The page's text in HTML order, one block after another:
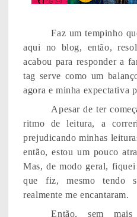
Faz um tempinho
aqui no blog, então,
acabou para responder a
tag serve como um
agora e minha expectativa
Apesar de ter
ritmo de leitura, a
prejudicando minhas
então, estou um pouco
Mas, de modo geral,
que fiz, mesmo tendo
realmente me encantaram.
Então, sem